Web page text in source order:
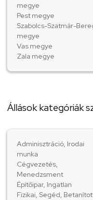
megye
Pest megye
Szabolcs-Szatmár-
megye
Vas megye
Zala megye
Állások kategóriák
Adminisztráció, Irodai
munka
Cégvezetés,
Menedzsment
Építőipar, Ingatlan
Fizikai, Segéd,